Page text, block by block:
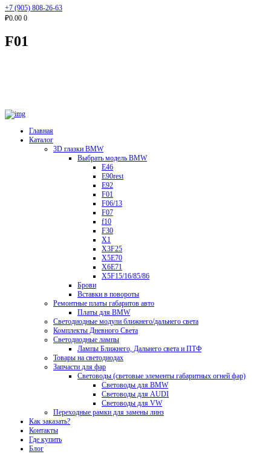
+7 (905) 808-26-63
₽0.00 0
F01
Главная
Каталог
3D глазки BMW
Выбрать модель BMW
E46
E90rest
E92
F01
F06/13
F07
f10
F30
X1
X3F25
X5E70
X6E71
X5F15/16/85/86
Брови
Вставки в повороты
Ремонтные платы габаритов авто
Платы для BMW
Светодиодные модули ближнего/дальнего света
Комплекты Дневного Света
Светодиодные лампы
Лампы Ближнего, Дальнего света и ПТФ
Товары на светодиодах
Запчасти для фар
Световоды (световые элементы габаритных огней фар)
Световоды для BMW
Световоды для AUDI
Световоды для VW
Переходные рамки для замены линз
Как заказать?
Контакты
Где купить
Блог